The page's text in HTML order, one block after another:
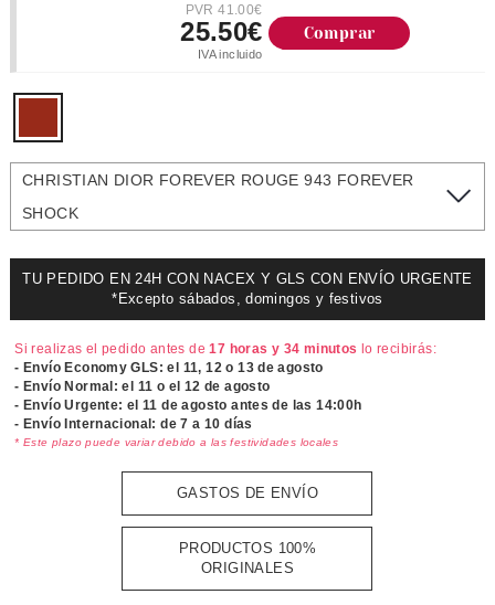
PVR 41.00€
25.50€
IVA incluido
Comprar
CHRISTIAN DIOR FOREVER ROUGE 943 FOREVER
SHOCK
TU PEDIDO EN 24H CON NACEX Y GLS CON ENVÍO URGENTE
*Excepto sábados, domingos y festivos
Si realizas el pedido antes de17 horas y 34 minutos lo recibirás:
- Envío Economy GLS: el 11, 12 o 13 de agosto
- Envío Normal: el 11 o el 12 de agosto
- Envío Urgente: el11 de agosto antes de las 14:00h
- Envío Internacional: de 7 a 10 días
* Este plazo puede variar debido a las festividades locales
GASTOS DE ENVÍO
PRODUCTOS 100%
ORIGINALES